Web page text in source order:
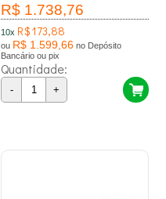
R$ 1.738,76
10x R$ 173,88
ou R$ 1.599,66 no Depósito
Bancário ou pix
Quantidade:
- +